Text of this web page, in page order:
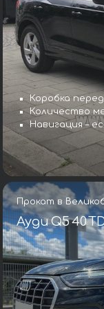
Коробка
Количество
Навигация –
Прокат в
Ауди Q5 40